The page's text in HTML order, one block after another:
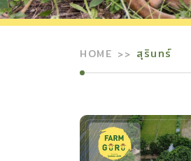
HOME สุรินทร์